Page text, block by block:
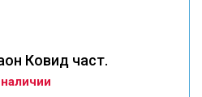
Ковид част.